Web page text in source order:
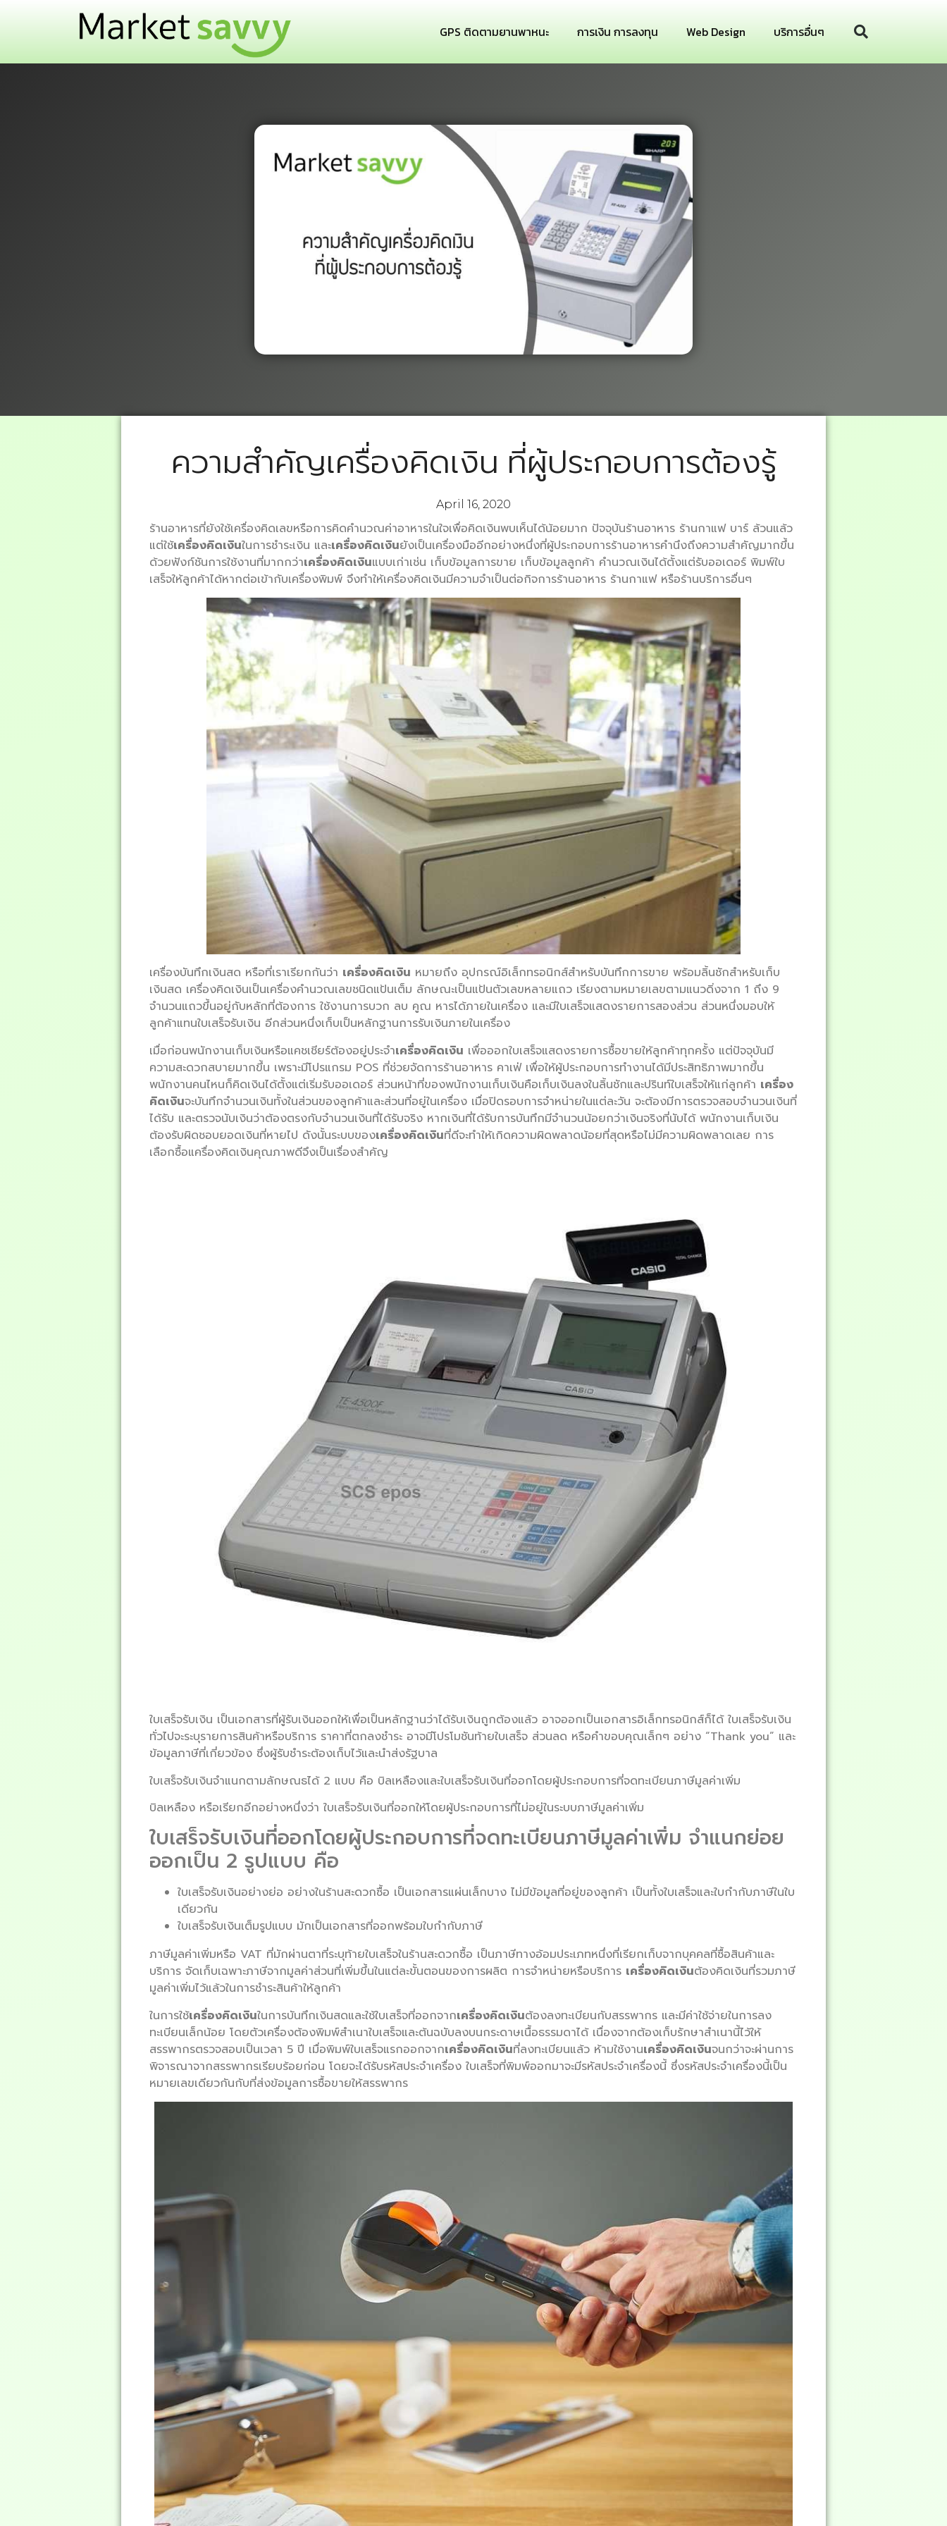
GPS ติดตามยานพาหนะ การเงิน การลงทุน Web Design บริการอื่นๆ
ความสำคัญเครื่องคิดเงิน ที่ผู้ประกอบการต้องรู้
April 16, 2020
ร้านอาหารที่ยังใช้เครื่องคิดเลขหรือการคิดคำนวณค่าอาหารในใจเพื่อคิดเงินพบเห็นได้น้อยมาก ปัจจุบันร้านอาหาร ร้านกาแฟ บาร์ ล้วนแล้ว
แต่ใช้เครื่องคิดเงินในการชำระเงิน และเครื่องคิดเงินยังเป็นเครื่องมืออีกอย่างหนึ่งที่ผู้ประกอบการร้านอาหารคำนึงถึงความสำคัญมากขึ้น
ด้วยฟังก์ชันการใช้งานที่มากกว่าเครื่องคิดเงินแบบเก่าเช่น เก็บข้อมูลการขาย เก็บข้อมูลลูกค้า คำนวณเงินได้ตั้งแต่รับออเดอร์ พิมพ์ใบ
เสร็จให้ลูกค้าได้หากต่อเข้ากับเครื่องพิมพ์ จึงทำให้เครื่องคิดเงินมีความจำเป็นต่อกิจการร้านอาหาร ร้านกาแฟ หรือร้านบริการอื่นๆ
เครื่องบันทึกเงินสด หรือที่เราเรียกกันว่า เครื่องคิดเงิน หมายถึง อุปกรณ์อิเล็กทรอนิกส์สำหรับบันทึกการขาย พร้อมลิ้นชักสำหรับเก็บ
เงินสด เครื่องคิดเงินเป็นเครื่องคำนวณเลขชนิดแป้นเต็ม ลักษณะเป็นแป้นตัวเลขหลายแถว เรียงตามหมายเลขตามแนวดิ่งจาก 1 ถึง 9
จำนวนแถวขึ้นอยู่กับหลักที่ต้องการ ใช้งานการบวก ลบ คูณ หารได้ภายในเครื่อง และมีใบเสร็จแสดงรายการสองส่วน ส่วนหนึ่งมอบให้
ลูกค้าแทนใบเสร็จรับเงิน อีกส่วนหนึ่งเก็บเป็นหลักฐานการรับเงินภายในเครื่อง
เมื่อก่อนพนักงานเก็บเงินหรือแคชเชียร์ต้องอยู่ประจำเครื่องคิดเงิน เพื่อออกใบเสร็จแสดงรายการซื้อขายให้ลูกค้าทุกครั้ง แต่ปัจจุบันมี
ความสะดวกสบายมากขึ้น เพราะมีโปรแกรม POS ที่ช่วยจัดการร้านอาหาร คาเฟ่ เพื่อให้ผู้ประกอบการทำงานได้มีประสิทธิภาพมากขึ้น
พนักงานคนไหนก็คิดเงินได้ตั้งแต่เริ่มรับออเดอร์ ส่วนหน้าที่ของพนักงานเก็บเงินคือเก็บเงินลงในลิ้นชักและปรินท์ใบเสร็จให้แก่ลูกค้า เครื่อง
คิดเงินจะบันทึกจำนวนเงินทั้งในส่วนของลูกค้าและส่วนที่อยู่ในเครื่อง เมื่อปิดรอบการจำหน่ายในแต่ละวัน จะต้องมีการตรวจสอบจำนวนเงินที่
ได้รับ และตรวจนับเงินว่าต้องตรงกับจำนวนเงินที่ได้รับจริง หากเงินที่ได้รับการบันทึกมีจำนวนน้อยกว่าเงินจริงที่นับได้ พนักงานเก็บเงิน
ต้องรับผิดชอบยอดเงินที่หายไป ดังนั้นระบบของเครื่องคิดเงินที่ดีจะทำให้เกิดความผิดพลาดน้อยที่สุดหรือไม่มีความผิดพลาดเลย การ
เลือกซื้อแครื่องคิดเงินคุณภาพดีจึงเป็นเรื่องสำคัญ
ใบเสร็จรับเงิน เป็นเอกสารที่ผู้รับเงินออกให้เพื่อเป็นหลักฐานว่าได้รับเงินถูกต้องแล้ว อาจออกเป็นเอกสารอิเล็กทรอนิกส์ก็ได้ ใบเสร็จรับเงิน
ทั่วไปจะระบุรายการสินค้าหรือบริการ ราคาที่ตกลงชำระ อาจมีโปรโมชันท้ายใบเสร็จ ส่วนลด หรือคำขอบคุณเล็กๆ อย่าง “Thank you” และ
ข้อมูลภาษีที่เกี่ยวข้อง ซึ่งผู้รับชำระต้องเก็บไว้และนำส่งรัฐบาล
ใบเสร็จรับเงินจำแนกตามลักษณธได้ 2 แบบ คือ บิลเหลืองและใบเสร็จรับเงินที่ออกโดยผู้ประกอบการที่จดทะเบียนภาษีมูลค่าเพิ่ม
บิลเหลือง หรือเรียกอีกอย่างหนึ่งว่า ใบเสร็จรับเงินที่ออกให้โดยผู้ประกอบการที่ไม่อยู่ในระบบภาษีมูลค่าเพิ่ม
ใบเสร็จรับเงินที่ออกโดยผู้ประกอบการที่จดทะเบียนภาษีมูลค่าเพิ่ม จำแนกย่อย
ออกเป็น 2 รูปแบบ คือ
ใบเสร็จรับเงินอย่างย่อ อย่างในร้านสะดวกซื้อ เป็นเอกสารแผ่นเล็กบาง ไม่มีข้อมูลที่อยู่ของลูกค้า เป็นทั้งใบเสร็จและใบกำกับภาษีในใบ
เดียวกัน
ใบเสร็จรับเงินเต็มรูปแบบ มักเป็นเอกสารที่ออกพร้อมใบกำกับภาษี
ภาษีมูลค่าเพิ่มหรือ VAT ที่มักผ่านตาที่ระบุท้ายใบเสร็จในร้านสะดวกซื้อ เป็นภาษีทางอ้อมประเภทหนึ่งที่เรียกเก็บจากบุคคลที่ซื้อสินค้าและ
บริการ จัดเก็บเฉพาะภาษีจากมูลค่าส่วนที่เพิ่มขึ้นในแต่ละขั้นตอนของการผลิต การจำหน่ายหรือบริการ เครื่องคิดเงินต้องคิดเงินที่รวมภาษี
มูลค่าเพิ่มไว้แล้วในการชำระสินค้าให้ลูกค้า
ในการใช้เครื่องคิดเงินในการบันทึกเงินสดและใช้ใบเสร็จที่ออกจากเครื่องคิดเงินต้องลงทะเบียนกับสรรพากร และมีค่าใช้จ่ายในการลง
ทะเบียนเล็กน้อย โดยตัวเครื่องต้องพิมพ์สำเนาใบเสร็จและต้นฉบับลงบนกระดาษเนื้อธรรมดาได้ เนื่องจากต้องเก็บรักษาสำเนานี้ไว้ให้
สรรพากรตรวจสอบเป็นเวลา 5 ปี เมื่อพิมพ์ใบเสร็จแรกออกจากเครื่องคิดเงินที่ลงทะเบียนแล้ว ห้ามใช้งานเครื่องคิดเงินจนกว่าจะผ่านการ
พิจารณาจากสรรพากรเรียบร้อยก่อน โดยจะได้รับรหัสประจำเครื่อง ใบเสร็จที่พิมพ์ออกมาจะมีรหัสประจำเครื่องนี้ ซึ่งรหัสประจำเครื่องนี้เป็น
หมายเลขเดียวกันกับที่ส่งข้อมูลการซื้อขายให้สรรพากร